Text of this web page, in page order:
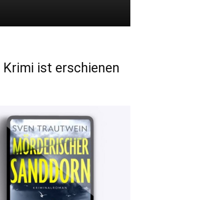
Krimi ist erschienen